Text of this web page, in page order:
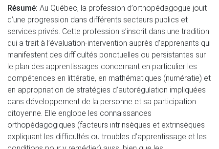
Résumé: Au Québec, la profession d’orthopédagogue jouit
d’une progression dans différents secteurs publics et
services privés. Cette profession s’inscrit dans une tradition
qui a trait à l’évaluation-intervention auprès d’apprenants qui
manifestent des difficultés ponctuelles ou persistantes sur
le plan des apprentissages concernant en particulier les
compétences en littératie, en mathématiques (numératie) et
en appropriation de stratégies d’autorégulation impliquées
dans développement de la personne et sa participation
citoyenne. Elle englobe les connaissances
orthopédagogiques (facteurs intrinsèques et extrinsèques
expliquant les difficultés ou troubles d’apprentissage et les